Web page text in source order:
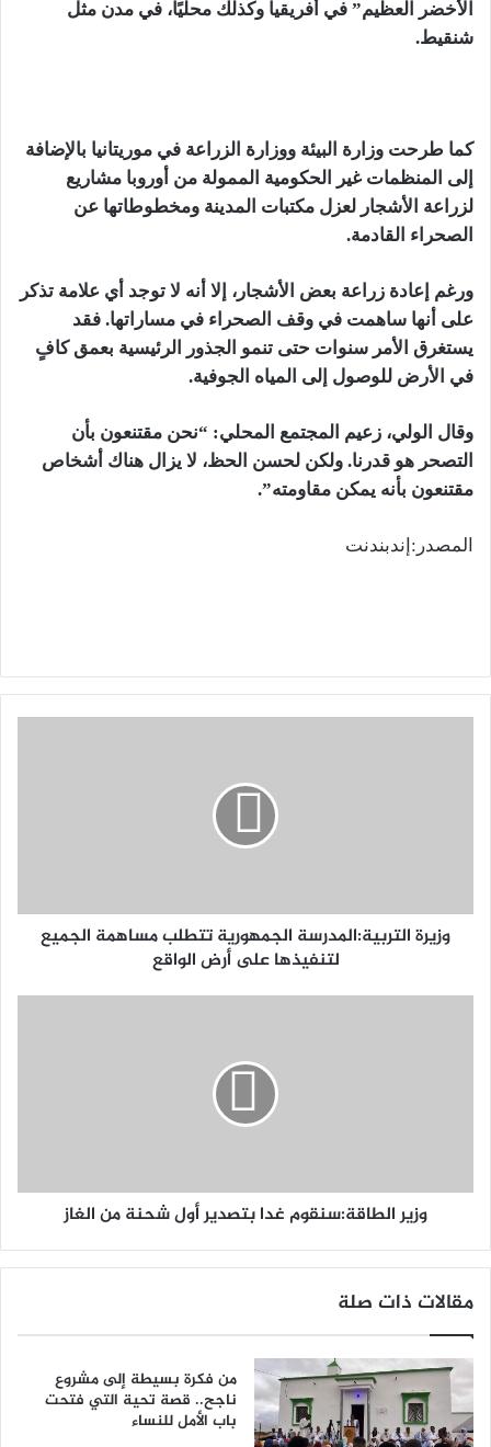
الأخضر العظيم” في أفريقيا وكذلك محليًا، في مدن مثل
شنقيط.
كما طرحت وزارة البيئة ووزارة الزراعة في موريتانيا بالإضافة
إلى المنظمات غير الحكومية الممولة من أوروبا مشاريع
لزراعة الأشجار لعزل مكتبات المدينة ومخطوطاتها عن
الصحراء القادمة.
ورغم إعادة زراعة بعض الأشجار، إلا أنه لا توجد أي علامة تذكر
على أنها ساهمت في وقف الصحراء في مساراتها. فقد
يستغرق الأمر سنوات حتى تنمو الجذور الرئيسية بعمق كافٍ
في الأرض للوصول إلى المياه الجوفية.
وقال الولي، زعيم المجتمع المحلي: “نحن مقتنعون بأن
التصحر هو قدرنا. ولكن لحسن الحظ، لا يزال هناك أشخاص
مقتنعون بأنه يمكن مقاومته”.
المصدر:إندبندنت
وزيرة التربية:المدرسة الجمهورية تتطلب مساهمة الجميع
لتنفيذها على أرض الواقع
وزير الطاقة:سنقوم غدا بتصدير أول شحنة من الغاز
مقالات ذات صلة
من فكرة بسيطة إلى مشروع
ناجح.. قصة تحية التي فتحت
باب الأمل للنساء